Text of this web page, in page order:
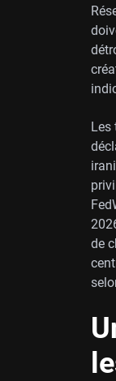
Les
de